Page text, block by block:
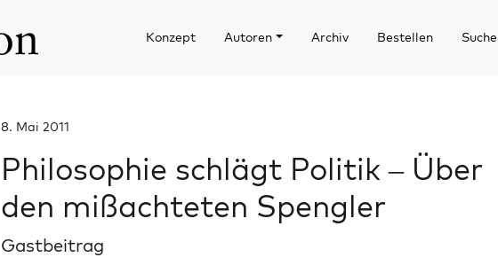
Konzept Autoren Archiv Bestellen Suche
8. Mai 2011
Philosophie schlägt Politik – Über
den mißachteten Spengler
Gastbeitrag